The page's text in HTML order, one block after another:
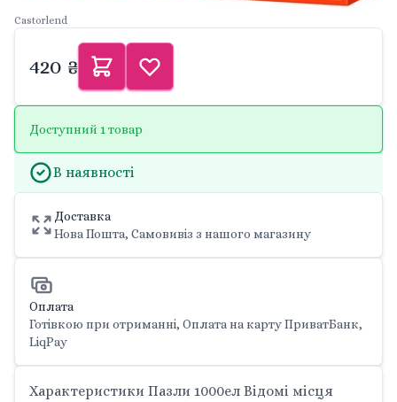
Castorlend
420 ₴
Доступний 1 товар
В наявності
Доставка
Нова Пошта, Самовивіз з нашого магазину
Оплата
Готівкою при отриманні, Оплата на карту ПриватБанк,
LiqPay
Характеристики Пазли 1000ел Відомі місця